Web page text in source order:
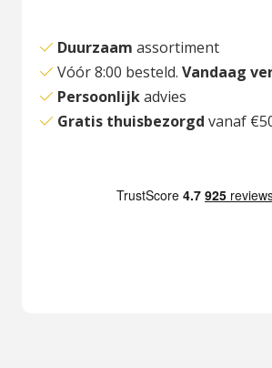
Duurzaam assortiment
Vóór 8:00 besteld. Vandaag
Persoonlijkadvies
Gratis thuisbezorgd vanaf